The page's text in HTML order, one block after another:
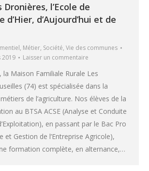
Dronières, l’Ecole de
d’Hier, d’Aujourd’hui et de
, Métier, Société, Vie des communes
2019 Laisser un commentaire
la Maison Familiale Rurale Les
(74) est spécialisée dans la
de l’agriculture. Nos élèves de la
au BTSA ACSE (Analyse et Conduite
en passant par le Bac Pro
et Gestion de l’Entreprise Agricole),
formation complète, en alternance,…